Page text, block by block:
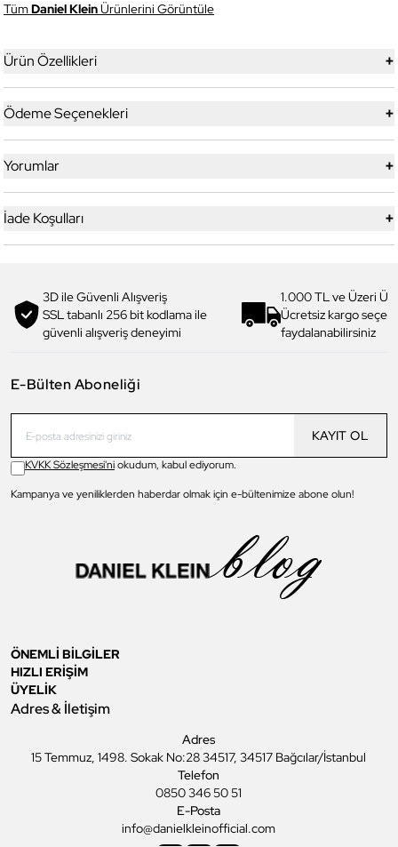
TümDaniel KleinÜrünlerini Görüntüle
Ürün Özellikleri +
Ödeme Seçenekleri +
Yorumlar +
İade Koşulları +
3D ile Güvenli Alışveriş
SSL tabanlı 256 bit kodlama ile
güvenli alışveriş deneyimi
1.000 TL ve Üzeri
Ücretsiz kargo
faydalanabilirsiniz
E-Bülten Aboneliği
KAYIT OL
KVKK Sözleşmesi'niokudum, kabul ediyorum.
Kampanya ve yeniliklerden haberdar olmak için e-bültenimize abone olun!
ÖNEMLİ BİLGİLER
HIZLI ERİŞİM
ÜYELİK
Adres & İletişim
Adres
15 Temmuz, 1498. Sokak No:28 34517, 34517 Bağcılar/İstanbul
Telefon
0850 346 50 51
E-Posta
info@danielkleinofficial.com